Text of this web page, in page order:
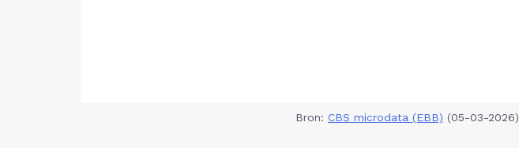
Bron: CBS microdata (EBB) (05-03-2026)